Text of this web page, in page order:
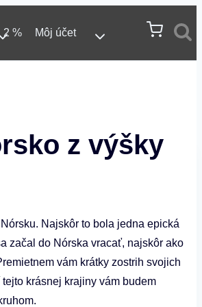
2 % Môj účet
z výšky
Najskôr to bola jedna epická
začal do Nórska vracať, najskôr ako
vám krátky zostrih svojich
krásnej krajiny vám budem